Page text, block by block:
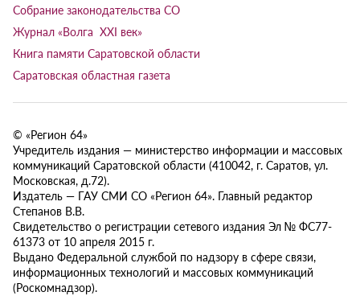
Собрание законодательства СО
Журнал «Волга XXI век»
Книга памяти Саратовской области
Саратовская областная газета
© «Регион 64»
Учредитель издания — министерство информации и массовых
коммуникаций Саратовской области (410042, г. Саратов, ул.
Московская, д.72).
Издатель — ГАУ СМИ СО «Регион 64». Главный редактор
Степанов В.В.
Свидетельство о регистрации сетевого издания Эл № ФС77-
61373 от 10 апреля 2015 г.
Выдано Федеральной службой по надзору в сфере связи,
информационных технологий и массовых коммуникаций
(Роскомнадзор).